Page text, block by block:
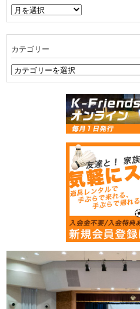
ア
ー
ブ
カテゴリー
カ
テ